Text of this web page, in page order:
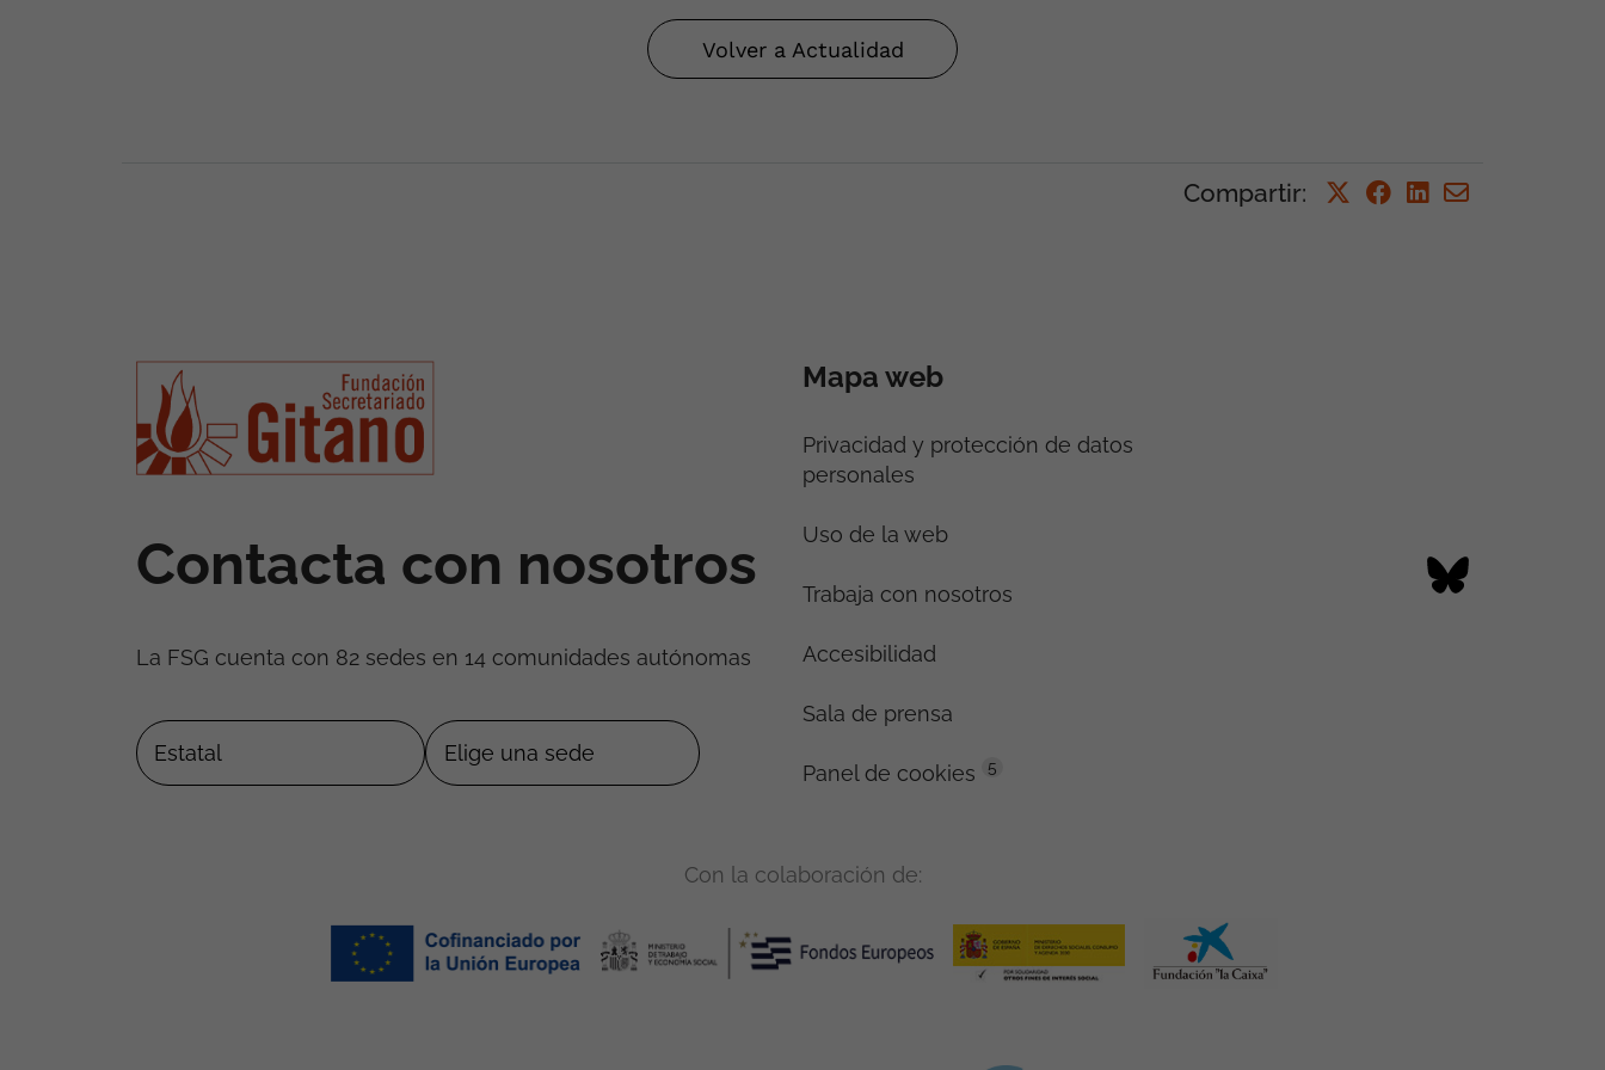
Volver a Actualidad
Compartir:
Contacta con nosotros
La FSG cuenta con 82 sedes en 14 comunidades autónomas
Mapa web
Privacidad y protección de datos
personales
Uso de la web
Trabaja con nosotros
Accesibilidad
Sala de prensa
Panel de cookies 5
Con la colaboración de: